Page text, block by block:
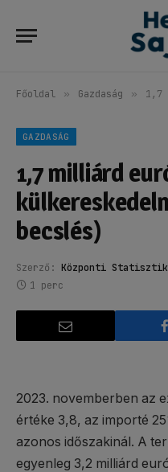
Főoldal » Gazdaság » 1,7
GAZDASÁG
1,7 milliárd
becslés)
Szerző: Központi
1 perc
2023. novemberben az
értéke 3,8, az importé
azonos időszakinál. A
egyenleg 3,2 milliárd